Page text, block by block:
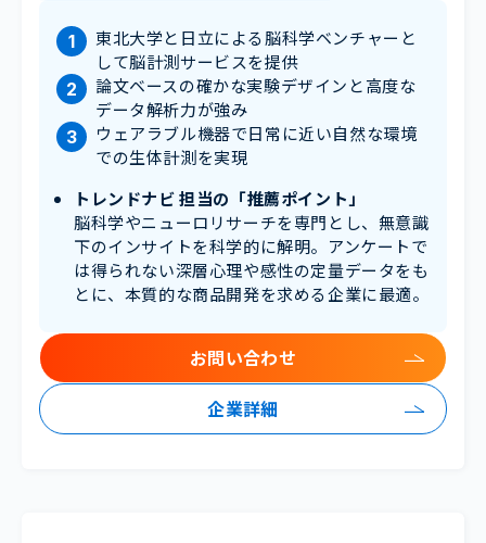
東北大学と日立による脳科学ベンチャーと
して脳計測サービスを提供
論文ベースの確かな実験デザインと高度な
データ解析力が強み
ウェアラブル機器で日常に近い自然な環境
での生体計測を実現
トレンドナビ 担当の「推薦ポイント」
脳科学やニューロリサーチを専門とし、無意識
下のインサイトを科学的に解明。アンケートで
は得られない深層心理や感性の定量データをも
とに、本質的な商品開発を求める企業に最適。
企業詳細
お問い合わせ